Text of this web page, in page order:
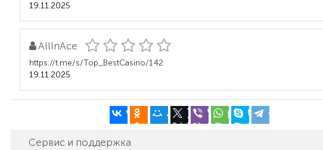
19.11.2025
AllInAce
https://t.me/s/Top_BestCasino/142
19.11.2025
Сервис и поддержка